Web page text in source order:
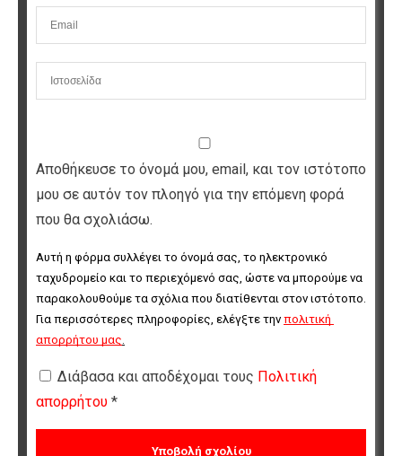
Αποθήκευσε το όνομά μου, email, και τον ιστότοπο
μου σε αυτόν τον πλοηγό για την επόμενη φορά
που θα σχολιάσω.
Αυτή η φόρμα συλλέγει το όνομά σας, το ηλεκτρονικό
ταχυδρομείο και το περιεχόμενό σας, ώστε να μπορούμε να
παρακολουθούμε τα σχόλια που διατίθενται στον ιστότοπο.
Για περισσότερες πληροφορίες, ελέγξτε την πολιτική
απορρήτου μας.
Διάβασα και αποδέχομαι τους Πολιτική
απορρήτου *